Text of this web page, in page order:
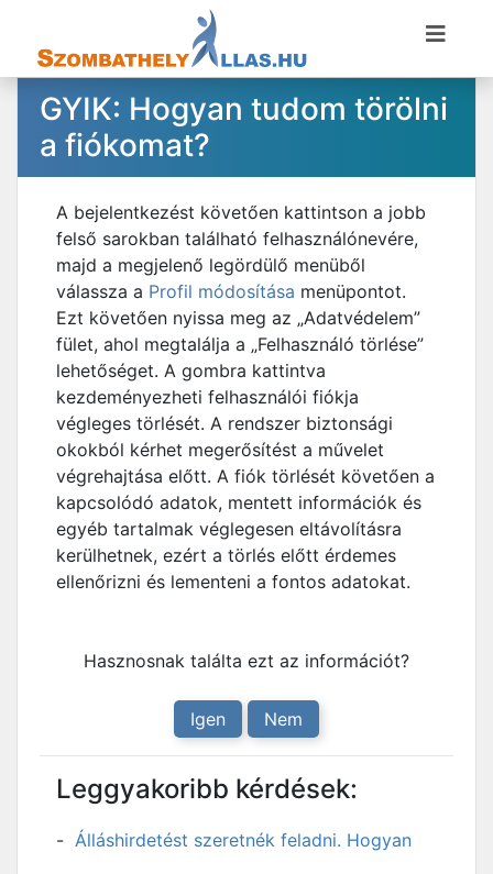
GYIK: Hogyan tudom törölni
a fiókomat?
A bejelentkezést követően kattintson a jobb
felső sarokban található felhasználónevére,
majd a megjelenő legördülő menüből
válassza a Profil módosítása menüpontot.
Ezt követően nyissa meg az „Adatvédelem”
fület, ahol megtalálja a „Felhasználó törlése”
lehetőséget. A gombra kattintva
kezdeményezheti felhasználói fiókja
végleges törlését. A rendszer biztonsági
okokból kérhet megerősítést a művelet
végrehajtása előtt. A fiók törlését követően a
kapcsolódó adatok, mentett információk és
egyéb tartalmak véglegesen eltávolításra
kerülhetnek, ezért a törlés előtt érdemes
ellenőrizni és lementeni a fontos adatokat.
Hasznosnak találta ezt az információt?
Igen Nem
Leggyakoribb kérdések:
Álláshirdetést szeretnék feladni. Hogyan